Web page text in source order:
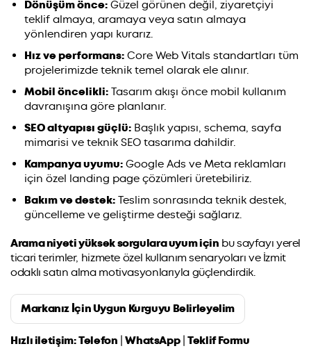
Dönüşüm önce: Güzel görünen değil, ziyaretçiyi
teklif almaya, aramaya veya satın almaya
yönlendiren yapı kurarız.
Hız ve performans: Core Web Vitals standartları tüm
projelerimizde teknik temel olarak ele alınır.
Mobil öncelikli: Tasarım akışı önce mobil kullanım
davranışına göre planlanır.
SEO altyapısı güçlü: Başlık yapısı, schema, sayfa
mimarisi ve teknik SEO tasarıma dahildir.
Kampanya uyumu: Google Ads ve Meta reklamları
için özel landing page çözümleri üretebiliriz.
Bakım ve destek: Teslim sonrasında teknik destek,
güncelleme ve geliştirme desteği sağlarız.
Arama niyeti yüksek sorgulara uyum için bu sayfayı yerel
ticari terimler, hizmete özel kullanım senaryoları ve İzmit
odaklı satın alma motivasyonlarıyla güçlendirdik.
Markanız İçin Uygun Kurguyu Belirleyelim
Hızlı iletişim:Telefon |WhatsApp|Teklif Formu